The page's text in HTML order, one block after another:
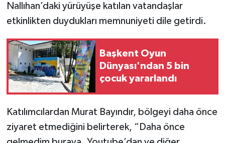
Nallıhan’daki yürüyüşe katılan vatandaşlar
etkinlikten duydukları memnuniyeti dile getirdi.
Başkent Oyun
Dünyası'ndan 5 bin
çocuk yararlandı
Katılımcılardan Murat Bayındır, bölgeyi daha önce
ziyaret etmediğini belirterek, “Daha önce